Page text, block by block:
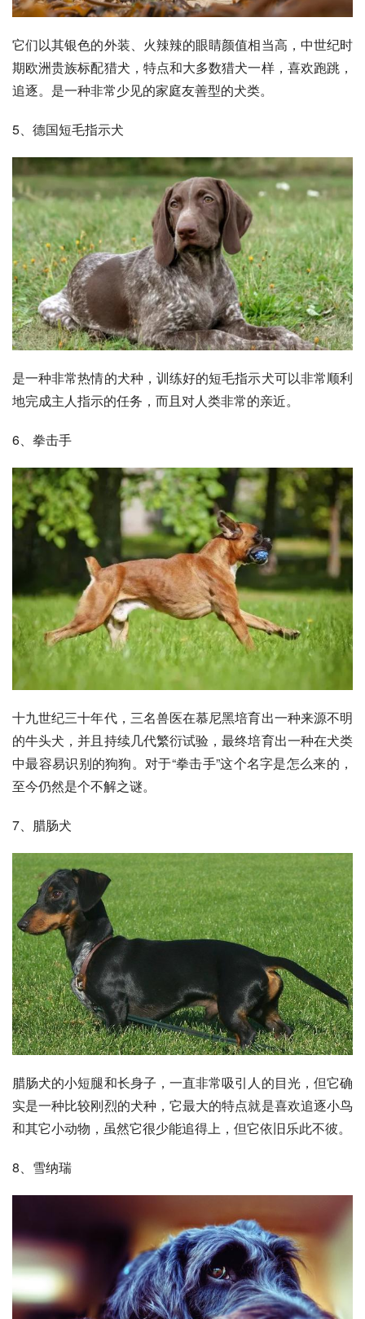
它们以其银色的外装、火辣辣的眼睛颜值相当高，中世纪时
期欧洲贵族标配猎犬，特点和大多数猎犬一样，喜欢跑跳，
追逐。是一种非常少见的家庭友善型的犬类。
5、 德国短毛指示犬
是一种非常热情的犬种，训练好的短毛指示犬可以非常顺利
地完成主人指示的任务，而且对人类非常的亲近。
6、拳击手
十九世纪三十年代，三名兽医在慕尼黑培育出一种来源不明
的牛头犬，并且持续几代繁衍试验，最终培育出一种在犬类
中最容易识别的狗狗。对于“拳击手”这个名字是怎么来的，
至今仍然是个不解之谜。
7、 腊肠犬
腊肠犬的小短腿和长身子，一直非常吸引人的目光，但它确
实是一种比较刚烈的犬种，它最大的特点就是喜欢追逐小鸟
和其它小动物，虽然它很少能追得上，但它依旧乐此不彼。
8、雪纳瑞